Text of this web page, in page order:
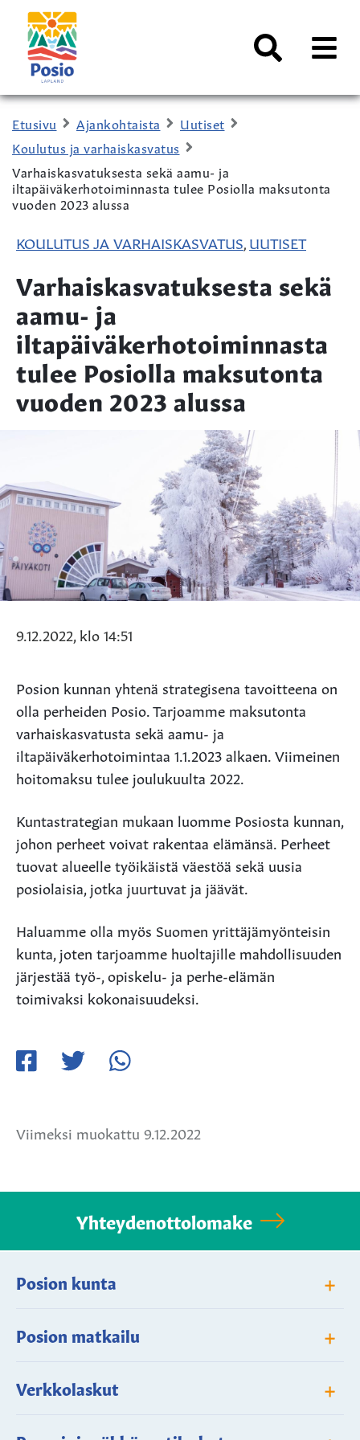
Siirry sisältöön
Kaupungin
logo
AVAA
Etusivu Ajankohtaista
Uutiset
Koulutus ja varhaiskasvatus
Varhaiskasvatuksesta sekä aamu- ja
iltapäiväkerhotoiminnasta tulee Posiolla maksutonta
vuoden 2023 alussa
KOULUTUS JA VARHAISKASVATUS UUTISET
Varhaiskasvatuksesta sekä
aamu- ja
iltapäiväkerhotoiminnasta
tulee Posiolla maksutonta
vuoden 2023 alussa
9.12.2022, klo 14:51
Posion kunnan yhtenä strategisena tavoitteena on
olla perheiden Posio. Tarjoamme maksutonta
varhaiskasvatusta sekä aamu- ja
iltapäiväkerhotoimintaa 1.1.2023 alkaen. Viimeinen
hoitomaksu tulee joulukuulta 2022.
Kuntastrategian mukaan luomme Posiosta kunnan,
johon perheet voivat rakentaa elämänsä. Perheet
tuovat alueelle työikäistä väestöä sekä uusia
posiolaisia, jotka juurtuvat ja jäävät.
Haluamme olla myös Suomen yrittäjämyönteisin
kunta, joten tarjoamme huoltajille mahdollisuuden
järjestää työ-, opiskelu- ja perhe-elämän
toimivaksi kokonaisuudeksi.
Viimeksi muokattu 9.12.2022
Yhteydenottolomake
Posion kunta +
Posion matkailu +
Verkkolaskut +